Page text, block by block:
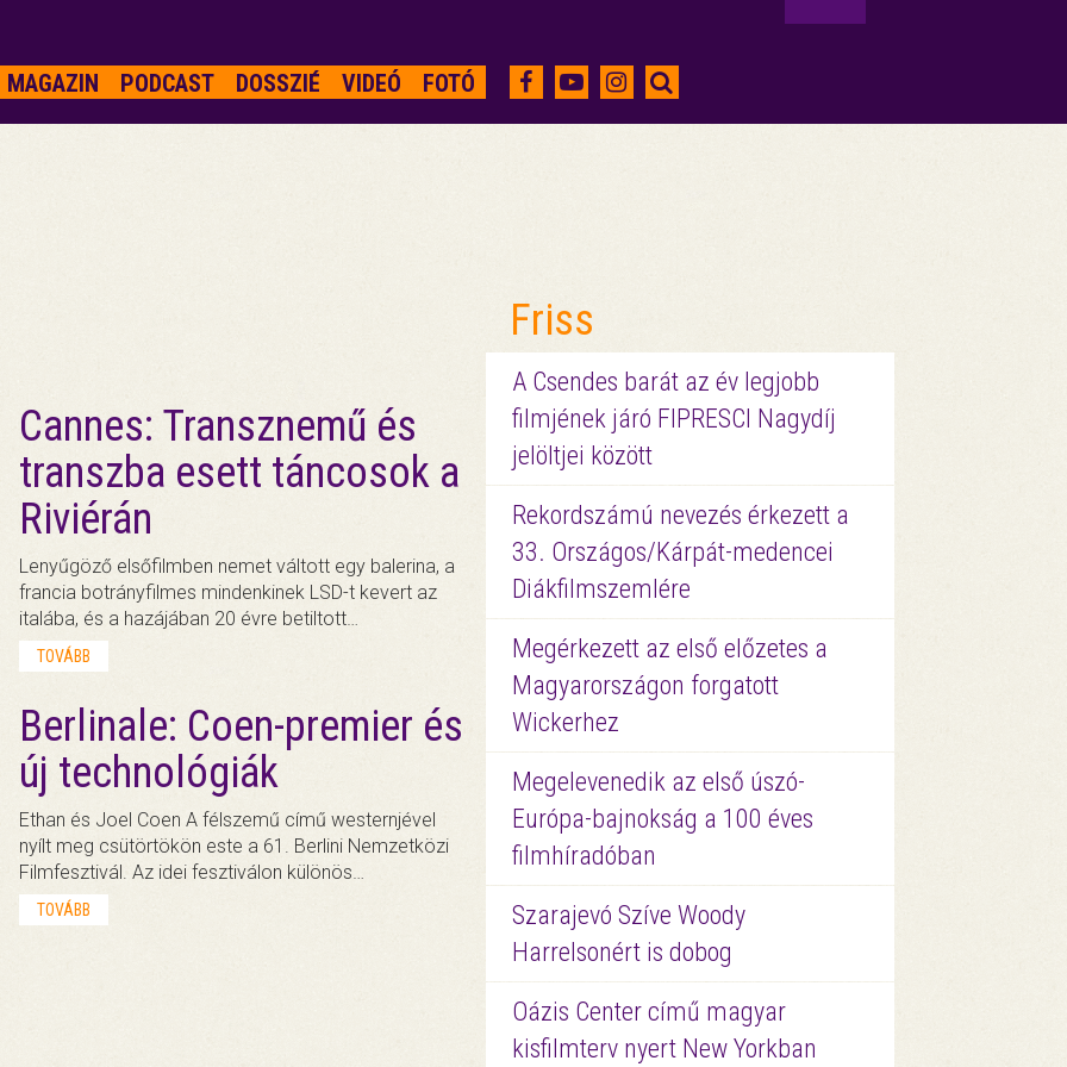
MAGAZIN PODCAST DOSSZIÉ VIDEÓ FOTÓ
Cannes: Transznemű és
transzba esett táncosok a
Riviérán
Lenyűgöző elsőfilmben nemet váltott egy balerina, a
francia botrányfilmes mindenkinek LSD-t kevert az
italába, és a hazájában 20 évre betiltott…
TOVÁBB
Berlinale: Coen-premier és
új technológiák
Ethan és Joel Coen A félszemű című westernjével
nyílt meg csütörtökön este a 61. Berlini Nemzetközi
Filmfesztivál. Az idei fesztiválon különös…
TOVÁBB
Friss
A Csendes barát az év legjobb
filmjének járó FIPRESCI Nagydíj
jelöltjei között
Rekordszámú nevezés érkezett a
33. Országos/Kárpát-medencei
Diákfilmszemlére
Megérkezett az első előzetes a
Magyarországon forgatott
Wickerhez
Megelevenedik az első úszó-
Európa-bajnokság a 100 éves
filmhíradóban
Szarajevó Szíve Woody
Harrelsonért is dobog
Oázis Center című magyar
kisfilmterv nyert New Yorkban